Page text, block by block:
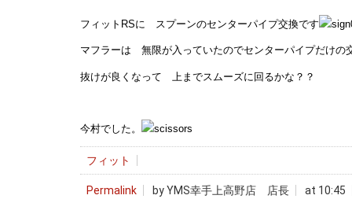
フィットRSに スプーンのセンターパイプ交換です
マフラーは 無限が入っていたのでセンターパイプだけの
抜けが良くなって 上までスムーズに回るかな？？
今村でした。
フィット
Permalink by YMS幸手上高野店 店長 at 10:45